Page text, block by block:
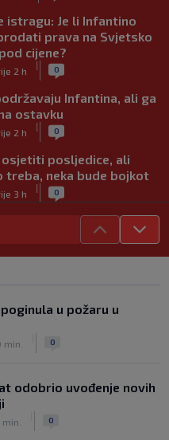
istragu: Je li Infantino
prava na Svjetsko
cijene?
2 h
| 0
Infantina, ali ga
ostavku
2 h
| 0
osjetiti posljedice, ali
treba, neka bude bojkot
3 h
| 0
Baždar ima novi klub,
velikom "težinom"
5 h
i šta radi (VIDEO)
prije 5 h
u požaru u
min. 0
odobrio uvođenje novih
0